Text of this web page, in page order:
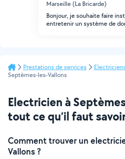
Marseille (La Bricarde)
Bonjour, je souhaite faire
entretenir un système de
Prestations de services
Septèmes-les-Vallons
Electricien à
tout ce qu’il faut
Comment trouver un
Vallons ?